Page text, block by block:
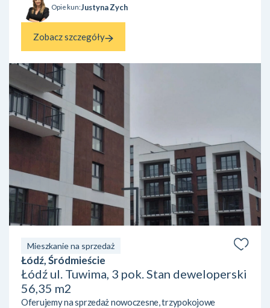
Opiekun:Justyna Zych
Zobacz szczegóły
Mieszkanie na sprzedaż
Łódź, Śródmieście
Łódź ul. Tuwima, 3 pok. Stan deweloperski
56,35 m2
Oferujemy na sprzedaż nowoczesne, trzypokojowe